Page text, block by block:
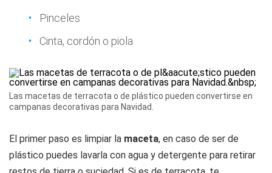
Pinceles
Cinta, cordón o piola
Las macetas de terracota o de plástico pueden convertirse en
campanas decorativas para Navidad.
El primer paso es limpiar la maceta, en caso de ser de
plástico puedes lavarla con agua y detergente para retirar